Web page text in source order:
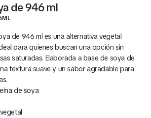
de 946 ml
de 946 ml es una alternativa vegetal
para quienes buscan una opción sin
saturadas. Elaborada a base de soya de
textura suave y un sabor agradable para
de soya